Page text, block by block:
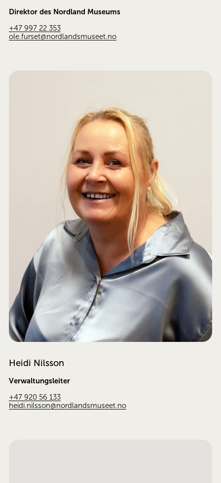
Direktor des Nordland Museums
+47 997 22 353
ole.furset@nordlandsmuseet.no
Heidi Nilsson
Verwaltungsleiter
+47 920 56 133
heidi.nilsson@nordlandsmuseet.no